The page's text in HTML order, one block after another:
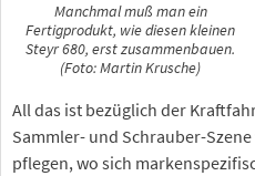
Manchmal muß man ein
Fertigprodukt, wie diesen kleinen
Steyr 680, erst zusammenbauen.
(Foto: Martin Krusche)
All das ist bezüglich der
Sammler- und Schrauber-
pflegen, wo sich